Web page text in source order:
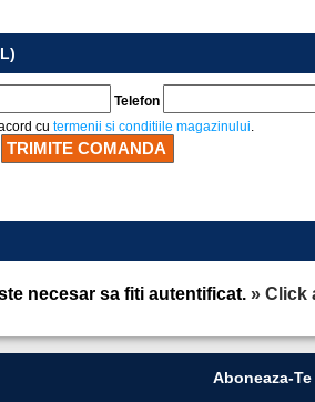
Telefon
cu termenii si conditiile magazinului.
necesar sa fiti autentificat. » Click
Aboneaza-